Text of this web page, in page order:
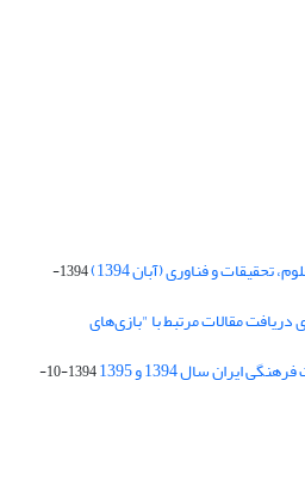
و فناوری (آبان 1394)
1394-
تابستان سال 1395 برای دریافت مقالات مرتبط با "بازی‌های
ایران سال 1394 و 1395
1394-10-